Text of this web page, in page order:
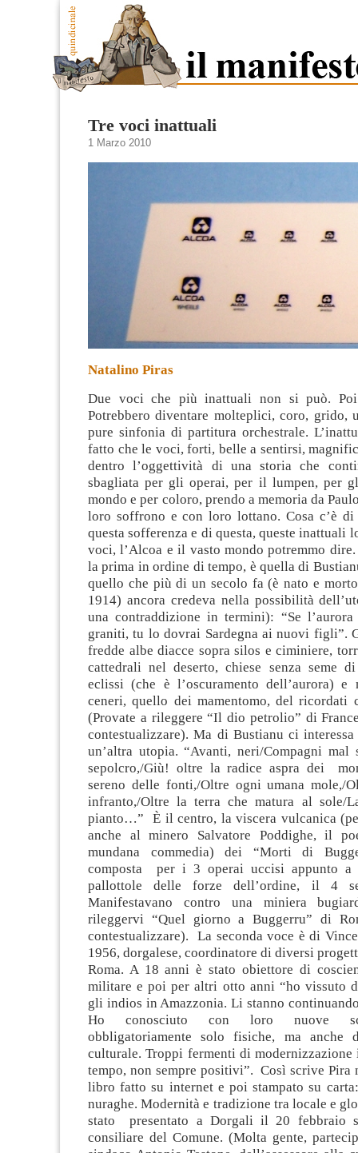
Tre voci inattuali
1 Marzo 2010
Natalino Piras
Due voci che più inattuali non si può.
Potrebbero diventare molteplici, coro, grido,
pure sinfonia di partitura orchestrale.
fatto che le voci, forti, belle a sentirsi,
dentro l’oggettività diuna storia che
sbagliata per gli operai, per il lumpen, per
mondo e per coloro, prendo a memoria da
loro soffrono e con loro lottano. Cosa c’è
questa sofferenza e di questa, queste inattuali
voci, l’Alcoa e il vasto mondo potremmo
la prima in ordine di tempo, è quella di
quello che più di un secolo fa (è nato e
1914) ancora credeva nella possibilità
una contraddizione in termini): “Se
graniti, tu lo dovrai Sardegna ai nuovi figli”.
fredde albe diacce sopra silos e ciminiere,
cattedrali nel deserto, chiese senza seme
eclissi (che è l’oscuramento dell’aurora) e
ceneri, quello dei mamentomo, del ricordati
(Provate a rileggere “Il dio petrolio” di
contestualizzare). Ma di Bustianu ci
un’altra utopia. “Avanti, neri/Compagni
sepolcro,/Giù! oltre la radice aspra dei
sereno delle fonti,/Oltre ogni umana mole,/
infranto,/Oltre la terra che matura al sole/
pianto…” È il centro, la viscera vulcanica
anche al minero Salvatore Poddighe, il
mundana commedia) dei “Morti di
composta per i 3 operai uccisi appunto a
pallottole delle forze dell’ordine, il 4
Manifestavano contro una miniera
rileggervi “Quel giorno a Buggerru” di
contestualizzare). La seconda voce è di
1956, dorgalese, coordinatore di diversi
Roma. A 18 anni è stato obiettore di
militare e poi per altri otto anni “ho vissuto
gli indios in Amazzonia. Li stanno
Ho conosciuto con loro nuove
obbligatoriamente solo fisiche, ma anche
culturale. Troppi fermenti di
tempo, non sempre positivi”. Così scrive Pira
libro fatto su internet e poi stampato su carta:
nuraghe. Modernità e tradizione tra locale e
stato presentato a Dorgali il 20 febbraio
consiliare del Comune. (Molta gente,